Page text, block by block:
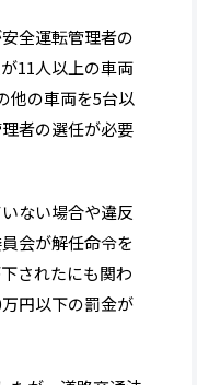
全運転管理者の
11人以上の車両
他の車両を5台以
者の選任が必要
ない場合や違反
会が解任命令を
されたにも関わ
円以下の罰金が